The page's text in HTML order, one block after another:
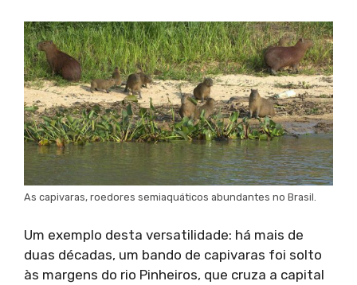
As capivaras, roedores semiaquáticos abundantes no Brasil.
Um exemplo desta versatilidade: há mais de
duas décadas, um bando de capivaras foi solto
às margens do rio Pinheiros, que cruza a capital